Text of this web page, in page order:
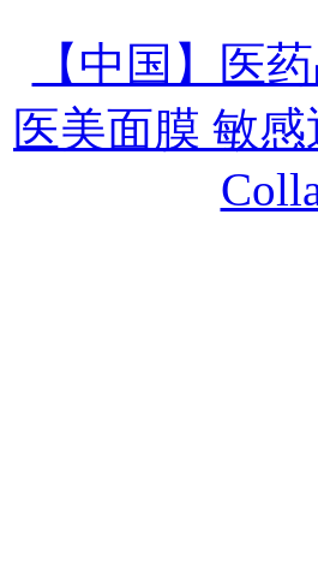
【中国】医
医美面膜 敏